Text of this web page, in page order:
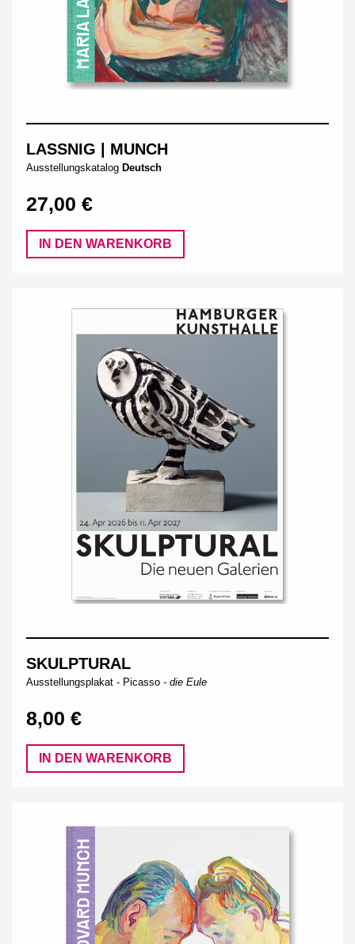
LASSNIG | MUNCH
Ausstellungskatalog Deutsch
27,00 €
IN DEN WARENKORB
SKULPTURAL
Ausstellungsplakat - Picasso - die Eule
8,00 €
IN DEN WARENKORB